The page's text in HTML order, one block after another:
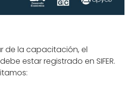
de la capacitación, el
estar registrado en SIFER.